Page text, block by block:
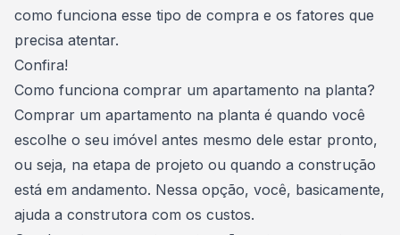
como funciona esse tipo de compra e os fatores que
precisa atentar.
Confira!
Como funciona comprar um apartamento na planta?
Comprar um apartamento na planta é quando você
escolhe o seu imóvel antes mesmo dele estar pronto,
ou seja, na etapa de projeto ou quando a construção
está em andamento. Nessa opção, você, basicamente,
ajuda a construtora com os custos.